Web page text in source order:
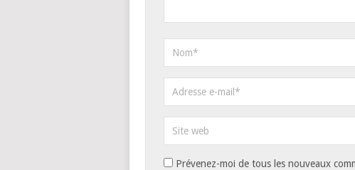
Prévenez-moi de tous les nouveaux